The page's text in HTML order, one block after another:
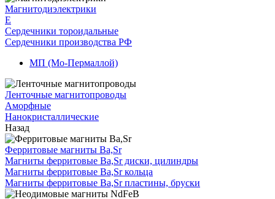
Магнитодиэлектрики
E
Сердечники тороидальные
Сердечники производства РФ
МП (Мо-Пермаллой)
Ленточные магнитопроводы
Аморфные
Нанокристаллические
Назад
Ферритовые магниты Ba,Sr
Магниты ферритовые Ba,Sr диски, цилиндры
Магниты ферритовые Ba,Sr кольца
Магниты ферритовые Ba,Sr пластины, бруски